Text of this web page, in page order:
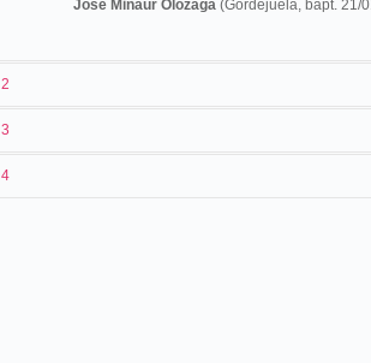
José Miñaur Olózaga (Gordejuela, bapt. 21/
2
¿Quo Vadis? situado en Bidebarrieta,núm. 6. y activo
3
4